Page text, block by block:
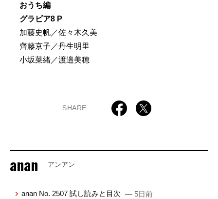
おうち編
グラビア8 P
加藤史帆／佐々木久美
齊藤京子／丹生明里
小坂菜緒／渡邉美穂
SHARE
anan アンアン
anan No. 2507 試し読みと目次 — 5日前